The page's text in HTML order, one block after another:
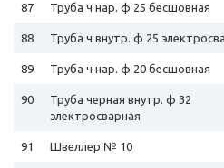
87 Труба ч нар. ф 25 бесшовная
88 Труба ч внутр. ф 25
89 Труба ч нар. ф 20 бесшовная
90
Труба черная внутр. ф 32
электросварная
91 Швеллер № 10